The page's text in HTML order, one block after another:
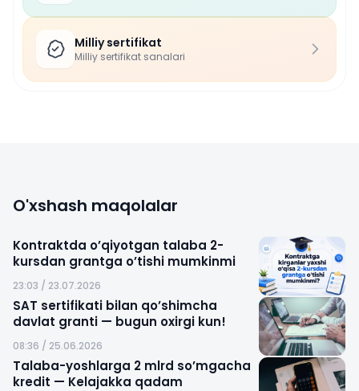
Milliy sertifikat
Milliy sertifikat sanalari
O'xshash maqolalar
Kontraktda o’qiyotgan talaba 2-
kursdan grantga o’tishi mumkinmi
23:03 / 23.07.2026
SAT sertifikati bilan qo’shimcha
davlat granti — bugun oxirgi kun!
08:36 / 25.06.2026
Talaba-yoshlarga 2 mlrd so’mgacha
kredit — Kelajakka qadam